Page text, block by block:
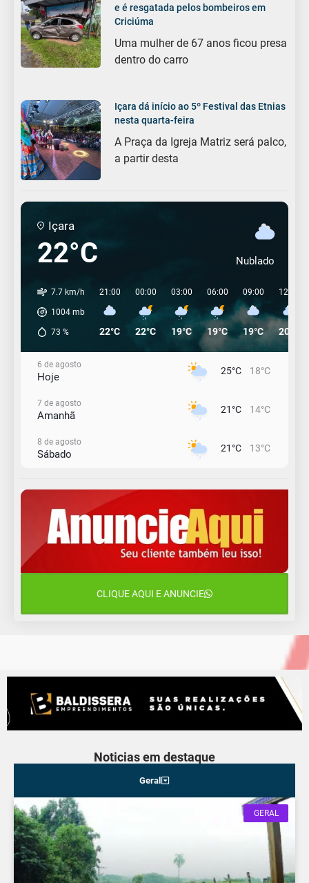
e é resgatada pelos bombeiros em
Criciúma
Uma mulher de 67 anos ficou presa
dentro do carro
Içara dá início ao 5º Festival das Etnias
nesta quarta-feira
A Praça da Igreja Matriz será palco,
a partir desta
Içara
22°C Nublado
7.7 km/h
1004 mb
73 %
21:00
22°C
00:00
22°C
03:00
19°C
06:00
19°C
09:00
19°C
12:00
20°C
6 de agosto
Hoje 25°C 18°C
7 de agosto
Amanhã 21°C 14°C
8 de agosto
Sábado 21°C 13°C
Domingo 16°C 13°C
10 de agosto
Segunda-Feira
Terça-Feira
CLIQUE AQUI E ANUNCIE
Noticias em destaque
Geral
GERAL